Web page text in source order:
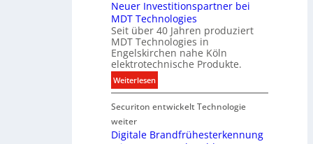
g
s
t
e
c
h
n
i
k
u
k
t
d
a
t
e
e
m
e
n
s
E
n
r
y
Neuer Investitionspartner bei
MDT Technologies
Seit über 40 Jahren produziert
MDT Technologies in
Engelskirchen nahe Köln
elektrotechnische Produkte.
Weiterlesen:
N
e
e
Securiton entwickelt Technologie
weiter
Digitale Brandfrühesterkennung